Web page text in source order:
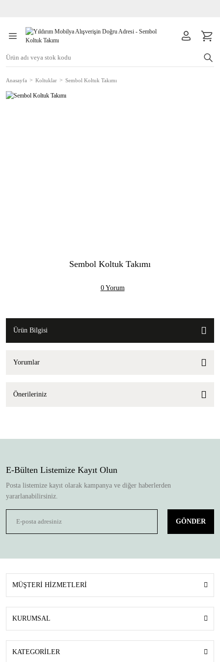
Anasayfa Koltuklar Sembol Koltuk Takımı
Sembol Koltuk Takımı
0 Yorum
Ürün Bilgisi
Yorumlar
Önerileriniz
E-Bülten Listemize Kayıt Olun
Posta listemize kayıt olarak kampanya ve diğer haberlerden
yararlanabilirsiniz.
GÖNDER
MÜŞTERİ HİZMETLERİ
KURUMSAL
KATEGORİLER